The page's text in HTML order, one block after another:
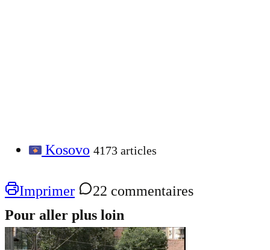
Kosovo 4173 articles
Imprimer
22 commentaires
Pour aller plus loin